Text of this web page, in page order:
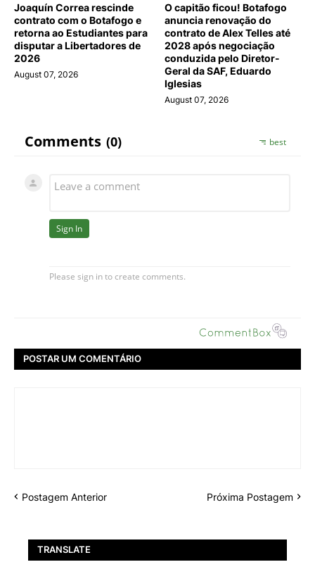
Joaquín Correa rescinde
contrato com o Botafogo e
retorna ao Estudiantes para
disputar a Libertadores de
2026
August 07, 2026
O capitão ficou! Botafogo
anuncia renovação do
contrato de Alex Telles até
2028 após negociação
conduzida pelo Diretor-
Geral da SAF, Eduardo
Iglesias
August 07, 2026
POSTAR UM COMENTÁRIO
Postagem Anterior Próxima Postagem
TRANSLATE